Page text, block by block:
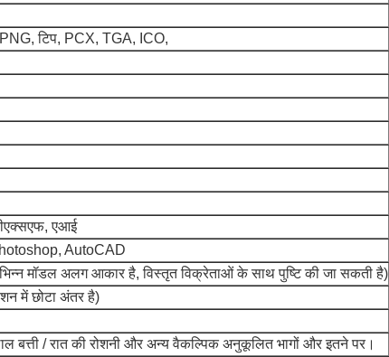
टिप, PCX, TGA, ICO,
एआई
AutoCAD
मॉडल अलग आकार है, विस्तृत विक्रेताओं के साथ पुष्टि की जा सकती है)
में छोटा अंतर है)
लाल बत्ती / रात की रोशनी और अन्य वैकल्पिक अनुकूलित भागों और इतने पर।